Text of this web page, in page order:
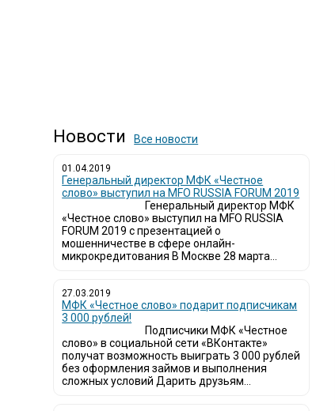
Новости Все новости
01.04.2019
Генеральный директор МФК «Честное
слово» выступил на MFO RUSSIA FORUM 2019
Генеральный директор МФК
«Честное слово» выступил на MFO RUSSIA
FORUM 2019 с презентацией о
мошенничестве в сфере онлайн-
микрокредитования В Москве 28 марта...
27.03.2019
МФК «Честное слово» подарит подписчикам
3 000 рублей!
Подписчики МФК «Честное
слово» в социальной сети «ВКонтакте»
получат возможность выиграть 3 000 рублей
без оформления займов и выполнения
сложных условий Дарить друзьям...